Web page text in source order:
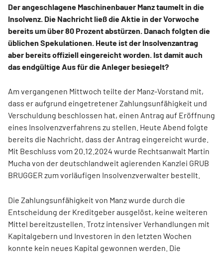
Der angeschlagene Maschinenbauer Manz taumelt in die
Insolvenz. Die Nachricht ließ die Aktie in der Vorwoche
bereits um über 80 Prozent abstürzen. Danach folgten die
üblichen Spekulationen. Heute ist der Insolvenzantrag
aber bereits offiziell eingereicht worden. Ist damit auch
das endgültige Aus für die Anleger besiegelt?
Am vergangenen Mittwoch teilte der Manz-Vorstand mit,
dass er aufgrund eingetretener Zahlungsunfähigkeit und
Verschuldung beschlossen hat, einen Antrag auf Eröffnung
eines Insolvenzverfahrens zu stellen. Heute Abend folgte
bereits die Nachricht, dass der Antrag eingereicht wurde.
Mit Beschluss vom 20.12.2024 wurde Rechtsanwalt Martin
Mucha von der deutschlandweit agierenden Kanzlei GRUB
BRUGGER zum vorläufigen Insolvenzverwalter bestellt.
Die Zahlungsunfähigkeit von Manz wurde durch die
Entscheidung der Kreditgeber ausgelöst, keine weiteren
Mittel bereitzustellen. Trotz intensiver Verhandlungen mit
Kapitalgebern und Investoren in den letzten Wochen
konnte kein neues Kapital gewonnen werden. Die